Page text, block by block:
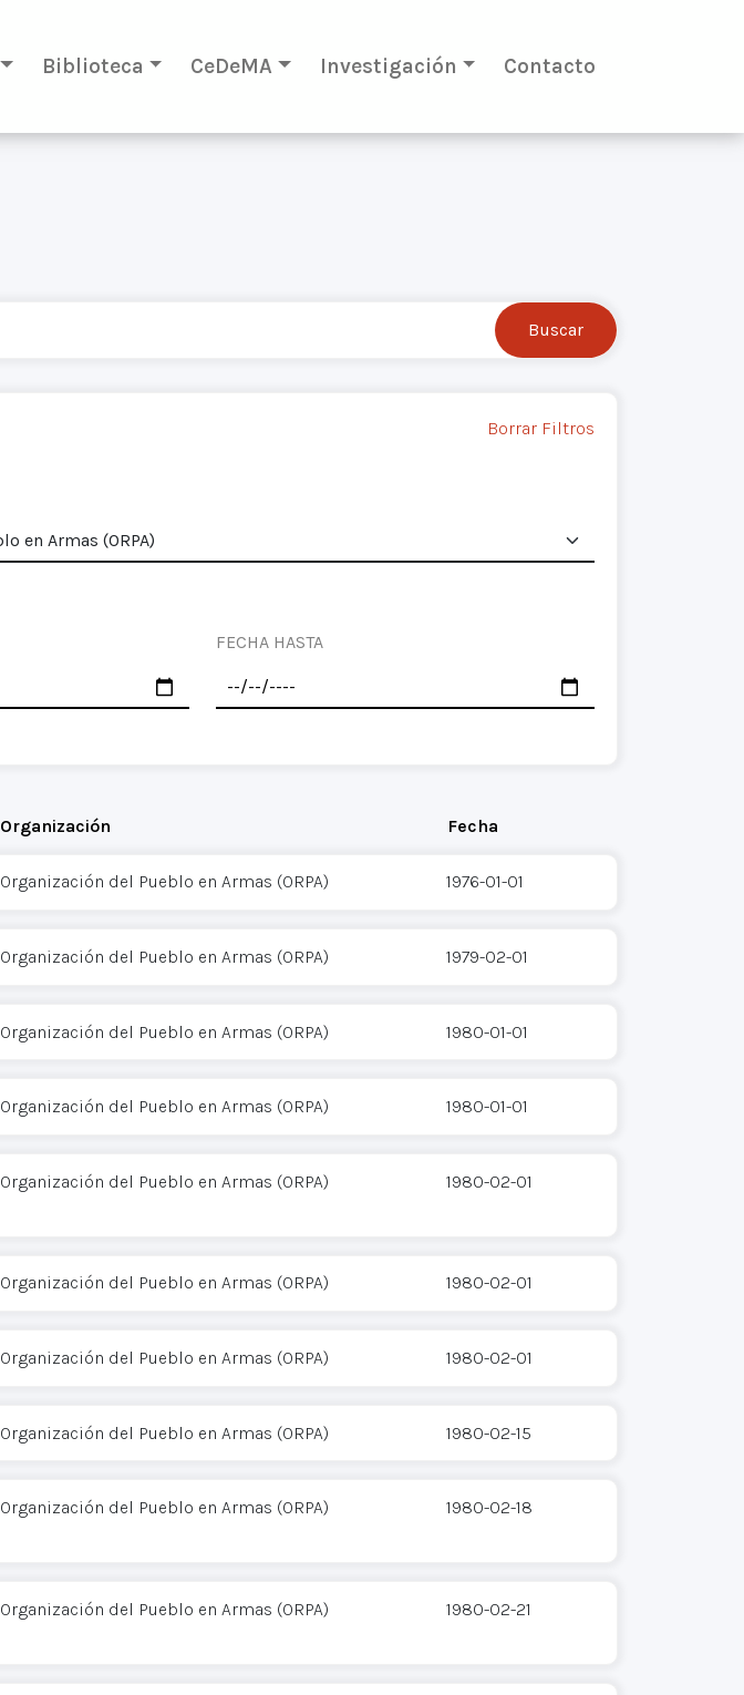
Biblioteca CeDeMA Investigación Contacto
Borrar Filtros
FECHA HASTA
Organización Fecha
Organización del Pueblo en Armas (ORPA) 1976-01-01
Organización del Pueblo en Armas (ORPA) 1979-02-01
Organización del Pueblo en Armas (ORPA) 1980-01-01
Organización del Pueblo en Armas (ORPA) 1980-01-01
Organización del Pueblo en Armas (ORPA) 1980-02-01
Organización del Pueblo en Armas (ORPA) 1980-02-01
Organización del Pueblo en Armas (ORPA) 1980-02-01
Organización del Pueblo en Armas (ORPA) 1980-02-15
Organización del Pueblo en Armas (ORPA) 1980-02-18
Organización del Pueblo en Armas (ORPA) 1980-02-21